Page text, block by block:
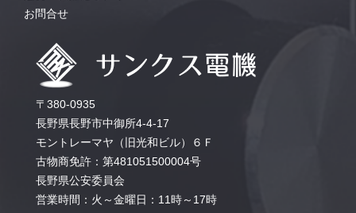
お問合せ
〒380-0935
長野県長野市中御所4-4-17
モントレーマヤ（旧光和ビル）６Ｆ
古物商免許：第481051500004号
長野県公安委員会
営業時間：火～金曜日：11時～17時